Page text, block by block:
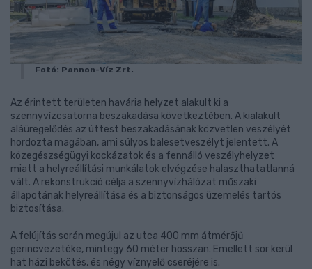
Fotó: Pannon-Víz Zrt.
Az érintett területen havária helyzet alakult ki a
szennyvízcsatorna beszakadása következtében. A kialakult
aláüregelődés az úttest beszakadásának közvetlen veszélyét
hordozta magában, ami súlyos balesetveszélyt jelentett. A
közegészségügyi kockázatok és a fennálló veszélyhelyzet
miatt a helyreállítási munkálatok elvégzése halaszthatatlanná
vált. A rekonstrukció célja a szennyvízhálózat műszaki
állapotának helyreállítása és a biztonságos üzemelés tartós
biztosítása.
A felújítás során megújul az utca 400 mm átmérőjű
gerincvezetéke, mintegy 60 méter hosszan. Emellett sor kerül
hat házi bekötés, és négy víznyelő cseréjére is.